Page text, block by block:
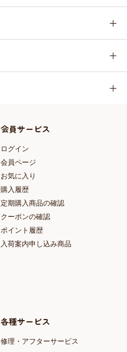
会員サービス
ログイン
会員ページ
お気に入り
購入履歴
定期購入商品の確認
クーポンの確認
ポイント履歴
入荷案内申し込み商品
各種サービス
修理・アフターサービス